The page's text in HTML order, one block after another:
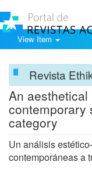
View Item
Revista
An
contemporary
category
Un análisis
contemporáneas a